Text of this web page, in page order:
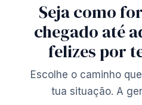
Seja como
chegado até
felizes por
Escolhe o caminho
tua situação. A